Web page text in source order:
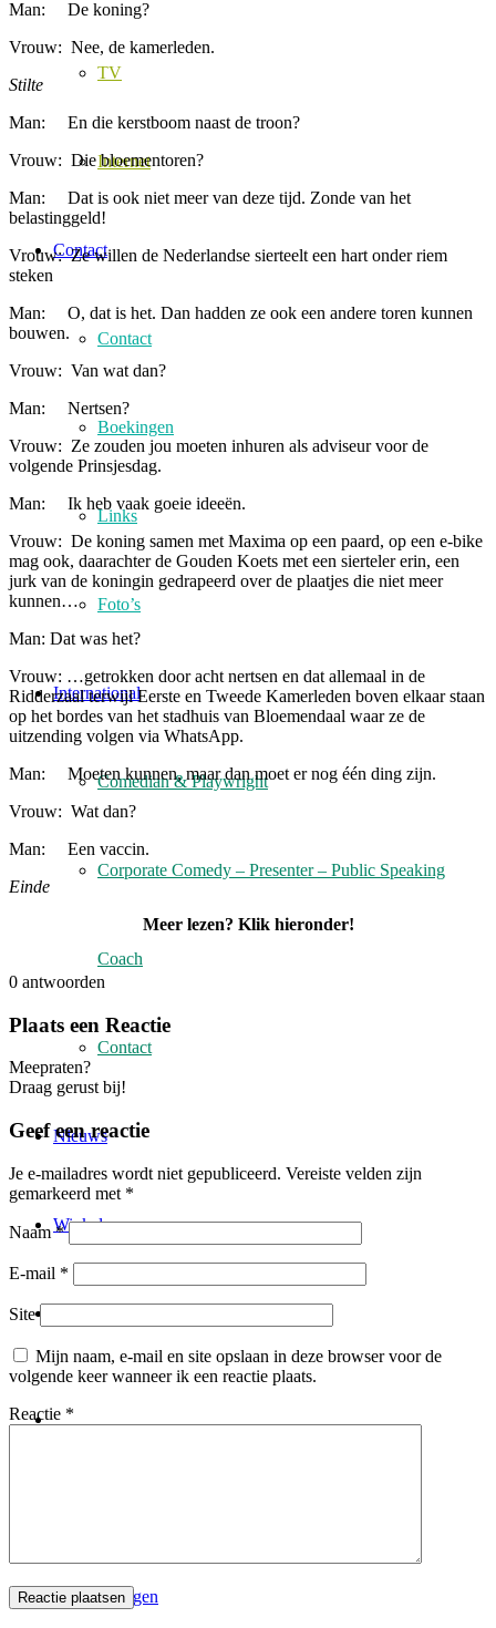
TV
Internet
Contact
Contact
Boekingen
Links
Foto’s
International
Comedian & Playwright
Corporate Comedy – Presenter – Public Speaking
Coach
Contact
Nieuws
Winkel
0Winkelwagen
Man: De koning?
Vrouw: Nee, de kamerleden.
Stilte
Man: En die kerstboom naast de troon?
Vrouw: Die bloementoren?
Man: Dat is ook niet meer van deze tijd. Zonde van het
belastinggeld!
Vrouw: Ze willen de Nederlandse sierteelt een hart onder riem
steken
Man: O, dat is het. Dan hadden ze ook een andere toren kunnen
bouwen.
Vrouw: Van wat dan?
Man: Nertsen?
Vrouw: Ze zouden jou moeten inhuren als adviseur voor de
volgende Prinsjesdag.
Man: Ik heb vaak goeie ideeën.
Vrouw: De koning samen met Maxima op een paard, op een e-bike
mag ook, daarachter de Gouden Koets met een sierteler erin, een
jurk van de koningin gedrapeerd over de plaatjes die niet meer
kunnen…
Man: Dat was het?
Vrouw: …getrokken door acht nertsen en dat allemaal in de
Ridderzaal terwijl Eerste en Tweede Kamerleden boven elkaar staan
op het bordes van het stadhuis van Bloemendaal waar ze de
uitzending volgen via WhatsApp.
Man: Moeten kunnen, maar dan moet er nog één ding zijn.
Vrouw: Wat dan?
Man: Een vaccin.
Einde
Meer lezen? Klik hieronder!
0 antwoorden
Plaats een Reactie
Meepraten?
Draag gerust bij!
Geef een reactie
Je e-mailadres wordt niet gepubliceerd. Vereiste velden zijn
gemarkeerd met *
Naam*
E-mail *
Site
Mijn naam, e-mail en site opslaan in deze browser voor de
volgende keer wanneer ik een reactie plaats.
Reactie *